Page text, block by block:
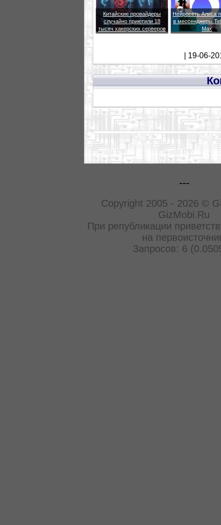
Китайские провайдеры
случайно приютили 18
тысяч хакерских серверов
Нейросеть Алиса
в мессенджеры
Max
| 19-06-
---
Copyright 2005 - 2026 ©
GizMobi.Ru
При републикации
на
Запросов: 6